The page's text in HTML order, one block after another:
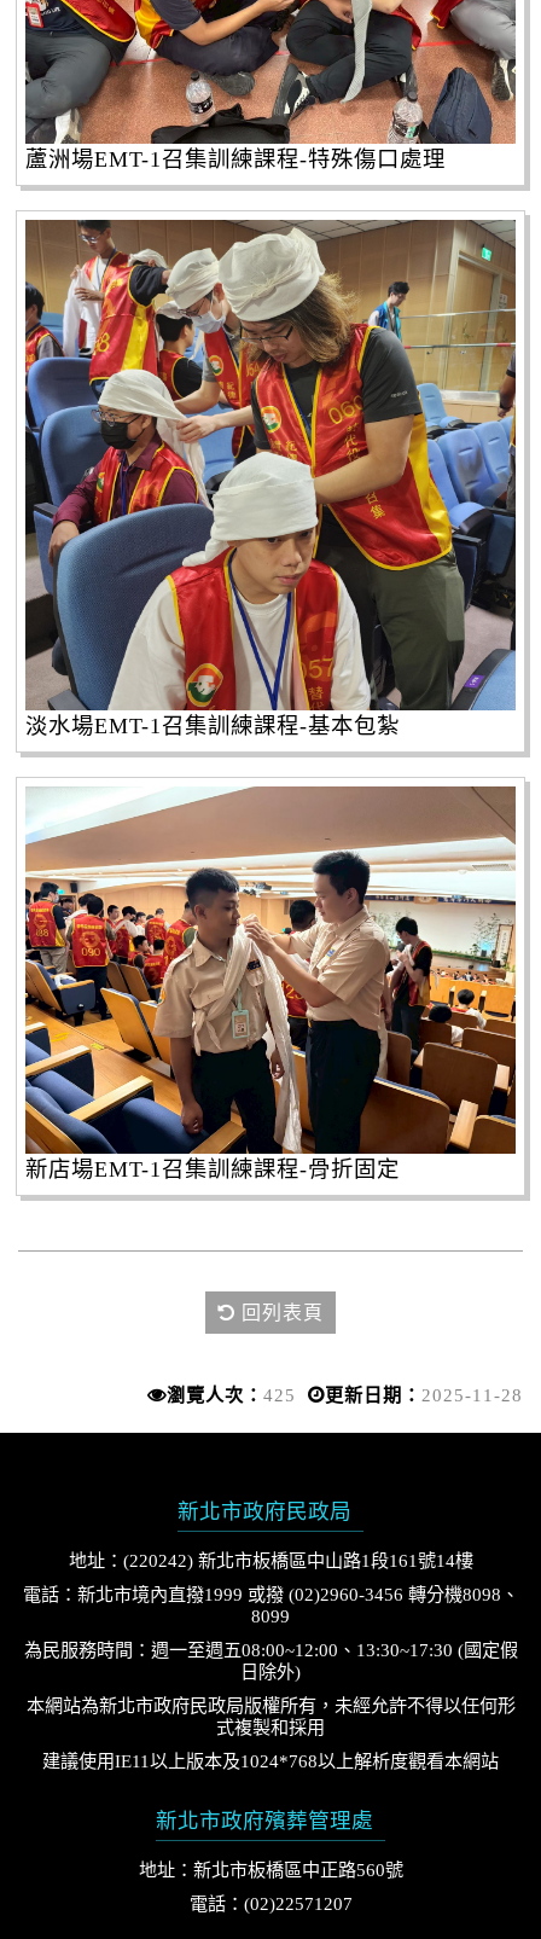
蘆洲場EMT-1召集訓練課程-特殊傷口處理
淡水場EMT-1召集訓練課程-基本包紮
新店場EMT-1召集訓練課程-骨折固定
回列表頁
瀏覽人次： 425 更新日期： 2025-11-28
新北市政府民政局
地址：(220242) 新北市板橋區中山路1段161號14樓
電話：新北市境內直撥1999 或撥 (02)2960-3456 轉分機8098、
8099
為民服務時間：週一至週五08:00~12:00、13:30~17:30 (國定假
日除外)
本網站為新北市政府民政局版權所有，未經允許不得以任何形
式複製和採用
建議使用IE11以上版本及1024*768以上解析度觀看本網站
新北市政府殯葬管理處
地址：新北市板橋區中正路560號
電話：(02)22571207